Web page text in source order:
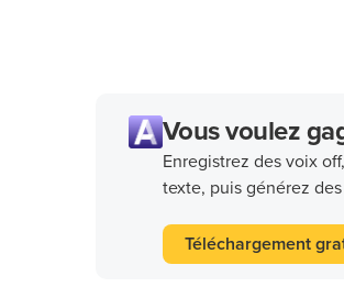
Vous voulez
Enregistrez des voix
texte, puis générez
Téléchargement